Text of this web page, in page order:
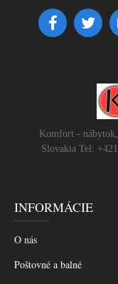
Komfort -
Slovakia Tel:
INFORMÁCIE
O nás
Poštovné a balné